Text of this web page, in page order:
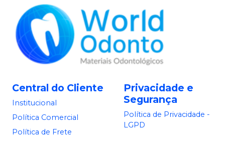
Central do Cliente
Institucional
Política Comercial
Política de Frete
Privacidade e
Segurança
Política de Privacidade -
LGPD